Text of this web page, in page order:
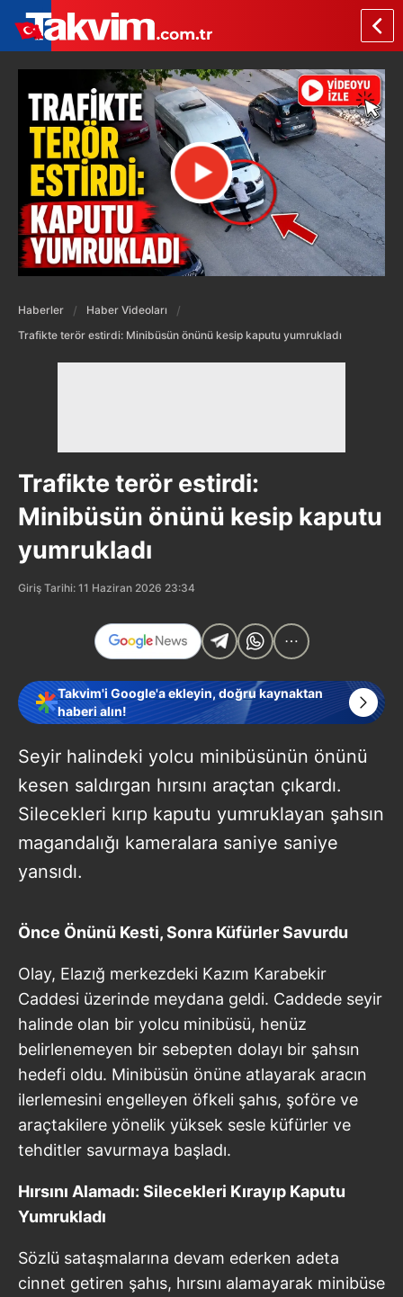
Haberler
Haber Videoları
Trafikte terör estirdi: Minibüsün önünü kesip kaputu yumrukladı
Trafikte terör estirdi:
Minibüsün önünü kesip kaputu
yumrukladı
Giriş Tarihi: 11 Haziran 2026 23:34
Takvim'i Google'a ekleyin, doğru kaynaktan
haberi alın!
Seyir halindeki yolcu minibüsünün önünü
kesen saldırgan hırsını araçtan çıkardı.
Silecekleri kırıp kaputu yumruklayan şahsın
magandalığı kameralara saniye saniye
yansıdı.
Önce Önünü Kesti, Sonra Küfürler Savurdu
Olay, Elazığ merkezdeki Kazım Karabekir
Caddesi üzerinde meydana geldi. Caddede seyir
halinde olan bir yolcu minibüsü, henüz
belirlenemeyen bir sebepten dolayı bir şahsın
hedefi oldu. Minibüsün önüne atlayarak aracın
ilerlemesini engelleyen öfkeli şahıs, şoföre ve
araçtakilere yönelik yüksek sesle küfürler ve
tehditler savurmaya başladı.
Hırsını Alamadı: Silecekleri Kırayıp Kaputu
Yumrukladı
Sözlü sataşmalarına devam ederken adeta
cinnet getiren şahıs, hırsını alamayarak minibüse